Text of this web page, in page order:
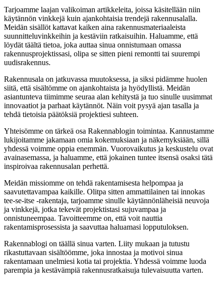
Tarjoamme laajan valikoiman artikkeleita, joissa käsitellään niin
käytännön vinkkejä kuin ajankohtaisia trendejä rakennusalalla.
Meidän sisällöt kattavat kaiken aina rakennusmateriaaleista
suunnitteluvinkkeihin ja kestäviin ratkaisuihin. Haluamme, että
löydät täältä tietoa, joka auttaa sinua onnistumaan omassa
rakennusprojektissasi, olipa se sitten pieni remontti tai suurempi
uudisrakennus.
Rakennusala on jatkuvassa muutoksessa, ja siksi pidämme huolen
siitä, että sisältömme on ajankohtaista ja hyödyllistä. Meidän
asiantunteva tiimimme seuraa alan kehitystä ja tuo sinulle uusimmat
innovaatiot ja parhaat käytännöt. Näin voit pysyä ajan tasalla ja
tehdä tietoisia päätöksiä projektiesi suhteen.
Yhteisömme on tärkeä osa Rakennablogin toimintaa. Kannustamme
lukijoitamme jakamaan omia kokemuksiaan ja näkemyksiään, sillä
yhdessä voimme oppia enemmän. Vuorovaikutus ja keskustelu ovat
avainasemassa, ja haluamme, että jokainen tuntee itsensä osaksi tätä
inspiroivaa rakennusalan perhettä.
Meidän missiomme on tehdä rakentamisesta helpompaa ja
saavutettavampaa kaikille. Olitpa sitten ammattilainen tai innokas
tee-se-itse -rakentaja, tarjoamme sinulle käytännönläheisiä neuvoja
ja vinkkejä, jotka tekevät projektistasi sujuvampaa ja
onnistuneempaa. Tavoitteemme on, että voit nauttia
rakentamisprosessista ja saavuttaa haluamasi lopputuloksen.
Rakennablogi on täällä sinua varten. Liity mukaan ja tutustu
rikastuttavaan sisältöömme, joka innostaa ja motivoi sinua
rakentamaan unelmiesi kotia tai projektia. Yhdessä voimme luoda
parempia ja kestävämpiä rakennusratkaisuja tulevaisuutta varten.